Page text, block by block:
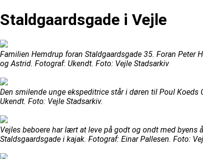
Staldgaardsgade i Vejle
Familien Hemdrup foran Staldgaardsgade 35. Foran
og Astrid. Fotograf: Ukendt. Foto: Vejle Stadsarkiv
Den smilende unge ekspeditrice står i døren til Poul
Ukendt. Foto: Vejle Stadsarkiv.
Vejles beboere har lært at leve på godt og ondt med byens
Staldsgaardsgade i kajak. Fotograf: Einar Pallesen. Foto: